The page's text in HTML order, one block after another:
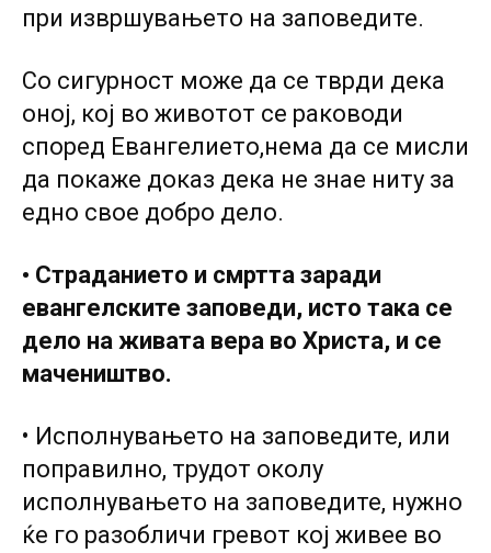
при извршувањето на заповедите.
Co сигурност може да се тврди дека
оној, кој во животот се раководи
според Евангелието,нема да се мисли
да покаже доказ дека не знае ниту за
едно свое добро дело.
• Страданието и смртта заради
евангелските заповеди, исто така се
дело на живата вера во Христа, и се
мачеништво.
• Исполнувањето на заповедите, или
поправилно, трудот околу
исполнувањето на заповедите, нужно
ќе го разобличи гревот кој живее во